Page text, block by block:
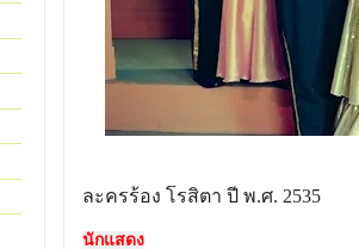
ละครร้อง โรสิตา ปี พ.ศ. 2535
นักแสดง